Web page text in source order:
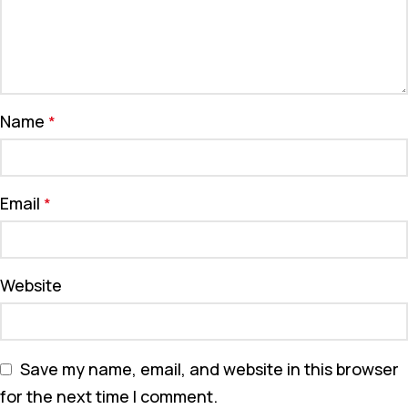
Name *
Email *
Website
Save my name, email, and website in this browser
for the next time I comment.